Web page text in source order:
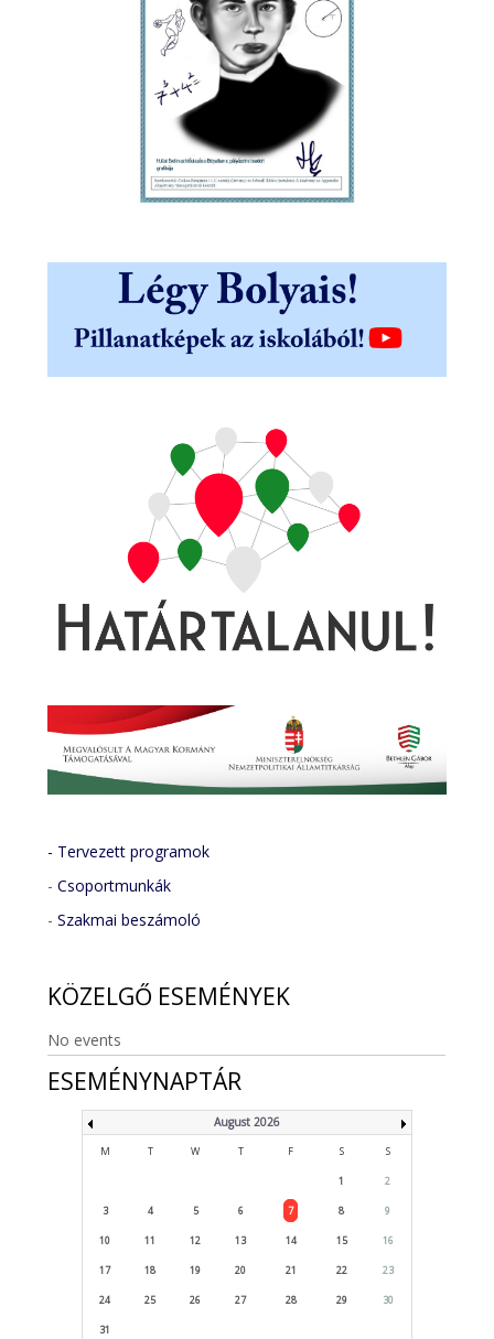
- Tervezett programok
-Csoportmunkák
-Szakmai beszámoló
KÖZELGŐ ESEMÉNYEK
No events
ESEMÉNYNAPTÁR
August 2026
M T W T F S S
1 2
3 4 5 6 7 8 9
10 11 12 13 14 15 16
17 18 19 20 21 22 23
24 25 26 27 28 29 30
31